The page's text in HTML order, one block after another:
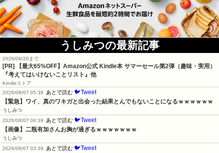
うしみつの最新記事
2026/08/20まで
[PR]
【最大65%OFF】Amazon公式 Kindle本 サマーセール第2弾（趣味・実用）
『考えてはいけないことリスト』他
Kindleストア
2026/08/07 05:39
あとで読む 🐦Tweet
【緊急】ワイ、真のワキガと出会った結果とんでもないことになるｗｗｗｗｗｗ
うしみつ
2026/08/07 04:39
あとで読む 🐦Tweet
【画像】二瓶有加さんお胸が過ぎるｗｗｗｗｗｗｗ
うしみつ
2026/08/07 03:39
あとで読む 🐦Tweet